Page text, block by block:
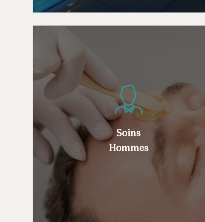
Soins
Hommes
Messieurs, bénéficiez de soins pour une
épilation soignée pour les zones :
sourcils, aisselles, dos, jambes, torse,…